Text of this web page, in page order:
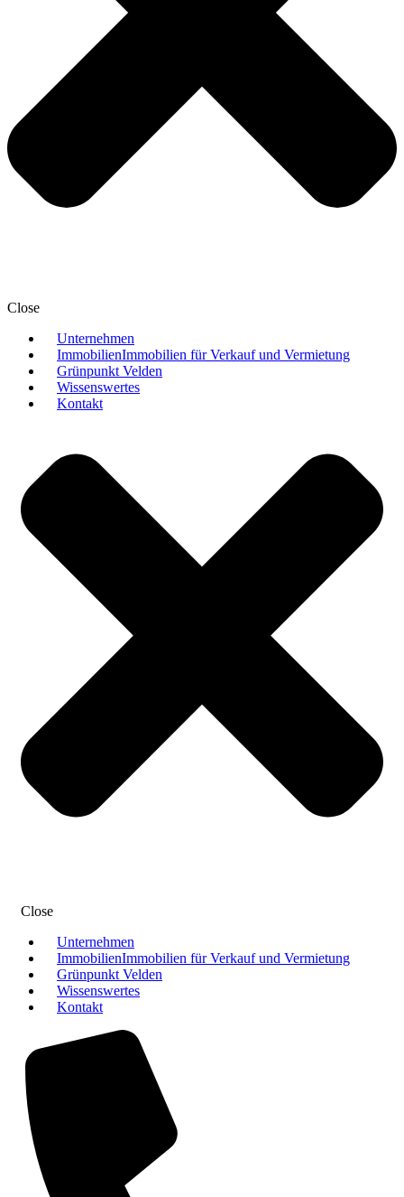
Close
Unternehmen
ImmobilienImmobilien für Verkauf und Vermietung
Grünpunkt Velden
Wissenswertes
Kontakt
Close
Unternehmen
ImmobilienImmobilien für Verkauf und Vermietung
Grünpunkt Velden
Wissenswertes
Kontakt